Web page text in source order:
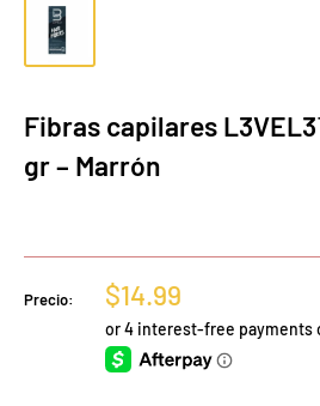
Fibras capilares
gr – Marrón
Precio:
Precio
de
venta
$14.99